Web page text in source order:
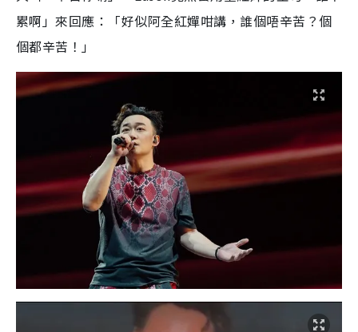
累啊」來回應：「好似阿全紅嬋咁講，誰個唔辛苦？個
個都辛苦！」